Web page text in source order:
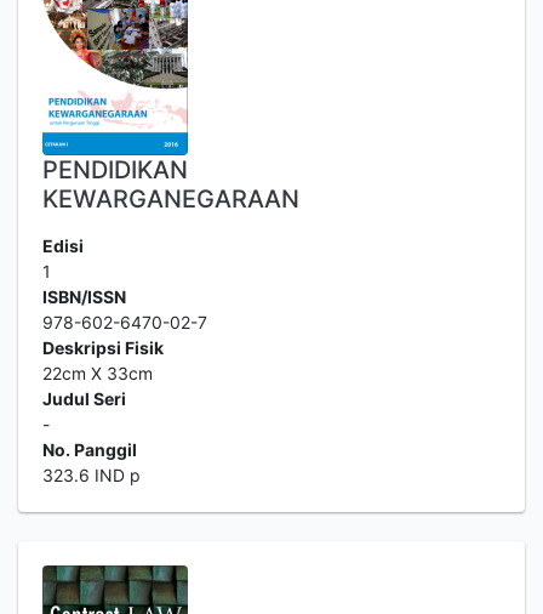
PENDIDIKAN
KEWARGANEGARAAN
Edisi
1
ISBN/ISSN
978-602-6470-02-7
Deskripsi Fisik
22cm X 33cm
Judul Seri
-
No. Panggil
323.6 IND p